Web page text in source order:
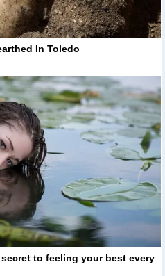
In Toledo
to feeling your best every